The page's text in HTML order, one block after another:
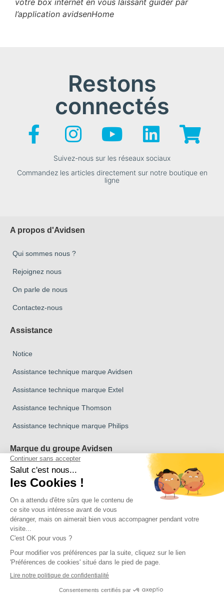
l’application avidsenHome
Restons
connectés
Suivez-nous sur les réseaux sociaux
Commandez les articles directement sur notre boutique en
ligne
A propos d'Avidsen
Qui sommes nous ?
Rejoignez nous
On parle de nous
Contactez-nous
Assistance
Notice
Assistance technique marque Avidsen
Assistance technique marque Extel
Assistance technique Thomson
Assistance technique marque Philips
Marque du groupe Avidsen
Marque Avidsen
Marque Thomson
Marque Philips
Copyright 2026 © Tous droits reservés Avidsen